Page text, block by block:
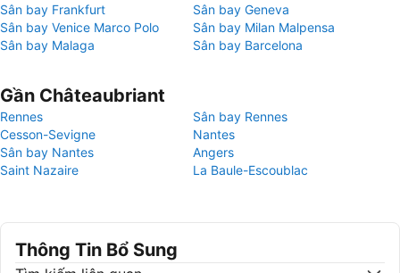
Sân bay Frankfurt
Sân bay Geneva
Sân bay Venice Marco Polo
Sân bay Milan Malpensa
Sân bay Malaga
Sân bay Barcelona
Gần Châteaubriant
Rennes
Sân bay Rennes
Cesson-Sevigne
Nantes
Sân bay Nantes
Angers
Saint Nazaire
La Baule-Escoublac
Thông Tin Bổ Sung